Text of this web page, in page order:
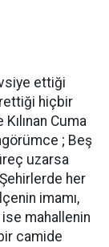
ettiği
hiçbir
Cuma
; Beş
uzarsa
her
imamı,
mahallenin
camide